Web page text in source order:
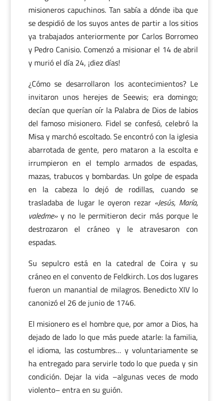
misioneros capuchinos. Tan sabía a dónde iba que
se despidió de los suyos antes de partir a los sitios
ya trabajados anteriormente por Carlos Borromeo
y Pedro Canisio. Comenzó a misionar el 14 de abril
y murió el día 24, ¡diez días!
¿Cómo se desarrollaron los acontecimientos? Le
invitaron unos herejes de Seewis; era domingo;
decían que querían oír la Palabra de Dios de labios
del famoso misionero. Fidel se confesó, celebró la
Misa y marchó escoltado. Se encontró con la iglesia
abarrotada de gente, pero mataron a la escolta e
irrumpieron en el templo armados de espadas,
mazas, trabucos y bombardas. Un golpe de espada
en la cabeza lo dejó de rodillas, cuando se
trasladaba de lugar le oyeron rezar «Jesús, María,
valedme»y no le permitieron decir más porque le
destrozaron el cráneo y le atravesaron con
espadas.
Su sepulcro está en la catedral de Coira y su
cráneo en el convento de Feldkirch. Los dos lugares
fueron un manantial de milagros. Benedicto XIV lo
canonizó el 26 de junio de 1746.
El misionero es el hombre que, por amor a Dios, ha
dejado de lado lo que más puede atarle: la familia,
el idioma, las costumbres… y voluntariamente se
ha entregado para servirle todo lo que pueda y sin
condición. Dejar la vida –algunas veces de modo
violento– entra en su guión.